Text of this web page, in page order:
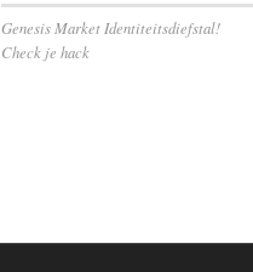
Genesis Market Identiteitsdiefstal!
Check je hack